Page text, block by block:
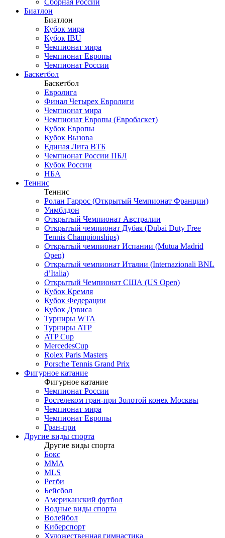
Сборная России
Биатлон
Биатлон
Кубок мира
Кубок IBU
Чемпионат мира
Чемпионат Европы
Чемпионат России
Баскетбол
Баскетбол
Евролига
Финал Четырех Евролиги
Чемпионат мира
Чемпионат Европы (Евробаскет)
Кубок Европы
Кубок Вызова
Единая Лига ВТБ
Чемпионат России ПБЛ
Кубок России
НБА
Теннис
Теннис
Ролан Гаррос (Открытый Чемпионат Франции)
Уимблдон
Открытый Чемпионат Австралии
Открытый чемпионат Дубая (Dubai Duty Free
Tennis Championships)
Открытый чемпионат Испании (Mutua Madrid
Open)
Открытый чемпионат Италии (Internazionali BNL
d’Italia)
Открытый Чемпионат США (US Open)
Кубок Кремля
Кубок Федерации
Кубок Дэвиса
Турниры WTA
Турниры ATP
ATP Cup
MercedesCup
Rolex Paris Masters
Porsche Tennis Grand Prix
Фигурное катание
Фигурное катание
Чемпионат России
Ростелеком гран-при Золотой конек Москвы
Чемпионат мира
Чемпионат Европы
Гран-при
Другие виды спорта
Другие виды спорта
Бокс
MMA
MLS
Регби
Бейсбол
Американский футбол
Водные виды спорта
Волейбол
Киберспорт
Художественная гимнастика